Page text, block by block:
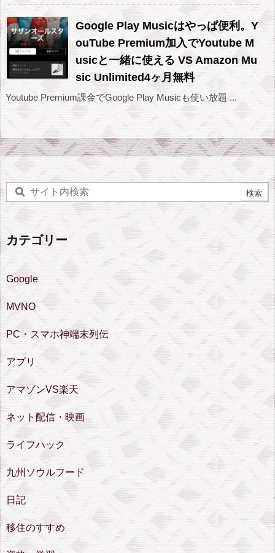
Google Play Musicはやっぱ便利。Y
ouTube Premium加入でYoutube M
usicと一緒に使える VS Amazon Mu
sic Unlimited4ヶ月無料
Youtube Premium課金でGoogle Play Musicも使い放題 ...
カテゴリー
Google
MVNO
PC・スマホ神端末列伝
アプリ
アマゾンVS楽天
ネット配信・映画
ライフハック
九州ソウルフード
日記
移住のすすめ